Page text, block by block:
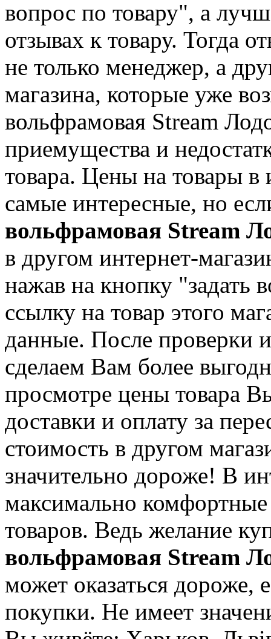
вопрос по товару", а
отзывах к товару. Тогда
не только менеджер, а
магазина, которые уже
вольфрамовая Stream
приемущества и
товара. Цены на товары
самые интересные, но
вольфрамовая Stream
в другом интернет-
нажав на кнопку "задать
ссылку на товар этого
данные. После
сделаем Вам более
просмотре цены товара
доставки и оплату за
стоимость в другом
значительно дороже! В
максимально
товаров. Ведь желание
вольфрамовая Stream
может оказаться дороже,
покупки. Не имеет